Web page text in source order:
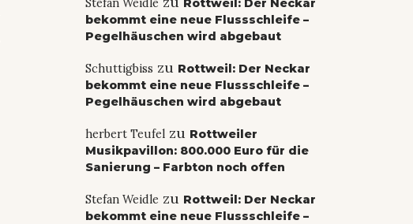
Stefan Weidle
Rottweil: Der Neckar
bekommt eine neue Flussschleife –
Pegelhäuschen wird abgebaut
Schuttigbiss zu Rottweil: Der Neckar
bekommt eine neue Flussschleife –
Pegelhäuschen wird abgebaut
herbert Teufelzu Rottweiler
Musikpavillon: 800.000 Euro für die
Sanierung – Farbton noch offen
Stefan Weidle zu Rottweil: Der Neckar
bekommt eine neue Flussschleife –